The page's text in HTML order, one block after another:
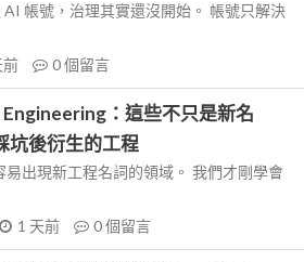
帳號，治理其實還沒開始。 帳號只解決
前 0個留言
：這些不只是新名
坑後衍生的工程
出現新工程名詞的領域。 我們才剛學會
1 天前 0個留言